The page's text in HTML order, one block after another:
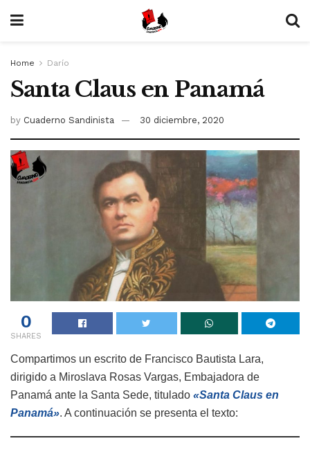
Home Darío
Santa Claus en Panamá
by Cuaderno Sandinista 30 diciembre, 2020
0
SHARES
Compartimos un escrito de Francisco Bautista Lara,
dirigido a Miroslava Rosas Vargas, Embajadora de
Panamá ante la Santa Sede, titulado «Santa Claus en
Panamá». A continuación se presenta el texto: